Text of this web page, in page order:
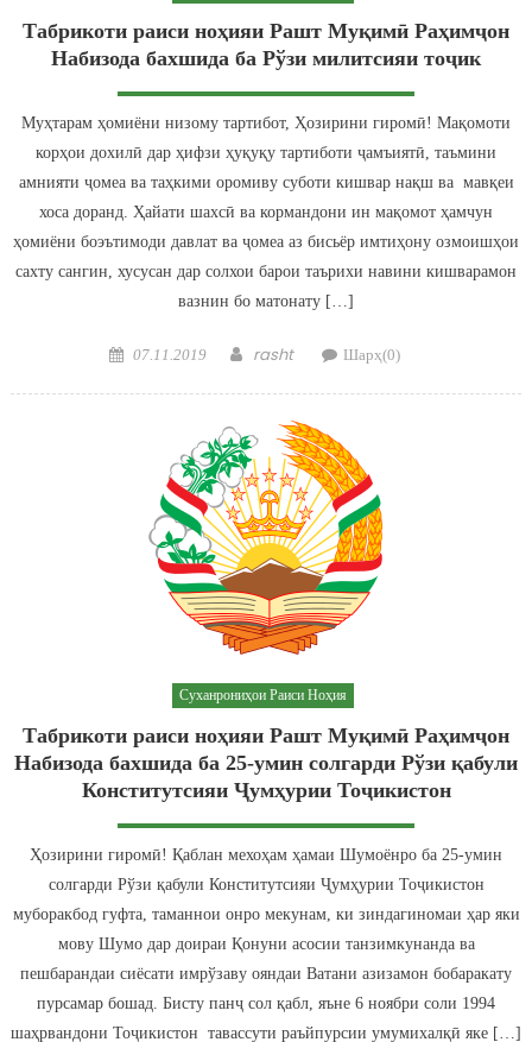
Табрикоти раиси ноҳияи Рашт Муқимӣ Раҳимҷон
Набизода бахшида ба Рўзи милитсияи тоҷик
Муҳтарам ҳомиёни низому тартибот, Ҳозирини гиромӣ! Мақомоти
корҳои дохилӣ дар ҳифзи ҳуқуқу тартиботи ҷамъиятӣ, таъмини
амнияти ҷомеа ва таҳкими оромиву суботи кишвар нақш ва мавқеи
хоса доранд. Ҳайати шахсӣ ва кормандони ин мақомот ҳамчун
ҳомиёни боэътимоди давлат ва ҷомеа аз бисьёр имтиҳону озмоишҳои
сахту сангин, хусусан дар солхои барои таърихи навини кишварамон
вазнин бо матонату […]
Posted on
07.11.2019 Author
rasht Шарҳ(0)
Суханрониҳои Раиси Ноҳия
Табрикоти раиси ноҳияи Рашт Муқимӣ Раҳимҷон
Набизода бахшида ба 25-умин солгарди Рўзи қабули
Конститутсияи Ҷумҳурии Тоҷикистон
Ҳозирини гиромӣ! Қаблан мехоҳам ҳамаи Шумоёнро ба 25-умин
солгарди Рўзи қабули Конститутсияи Ҷумҳурии Тоҷикистон
муборакбод гуфта, таманнои онро мекунам, ки зиндагиномаи ҳар яки
мову Шумо дар доираи Қонуни асосии танзимкунанда ва
пешбарандаи сиёсати имрўзаву ояндаи Ватани азизамон бобаракату
пурсамар бошад. Бисту панҷ сол қабл, яъне 6 ноябри соли 1994
шаҳрвандони Тоҷикистон тавассути раъйпурсии умумихалқӣ яке […]